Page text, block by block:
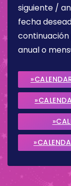
siguiente /
fecha
anual o